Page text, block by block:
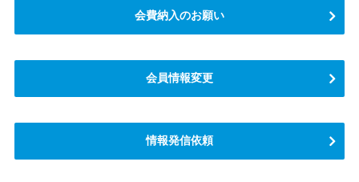
会費納入のお願い
会員情報変更
情報発信依頼